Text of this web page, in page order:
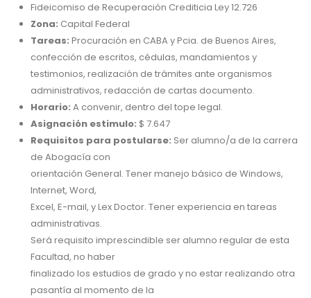
Fideicomiso de Recuperación Crediticia Ley 12.726
Zona: Capital Federal
Tareas: Procuración en CABA y Pcia. de Buenos Aires,
confección de escritos, cédulas, mandamientos y
testimonios, realización de trámites ante organismos
administrativos, redacción de cartas documento.
Horario: A convenir, dentro del tope legal.
Asignación estimulo: $ 7.647
Requisitos para postularse: Ser alumno/a de la carrera
de Abogacía con
orientación General. Tener manejo básico de Windows,
Internet, Word,
Excel, E-mail, y Lex Doctor. Tener experiencia en tareas
administrativas.
Será requisito imprescindible ser alumno regular de esta
Facultad, no haber
finalizado los estudios de grado y no estar realizando otra
pasantía al momento de la